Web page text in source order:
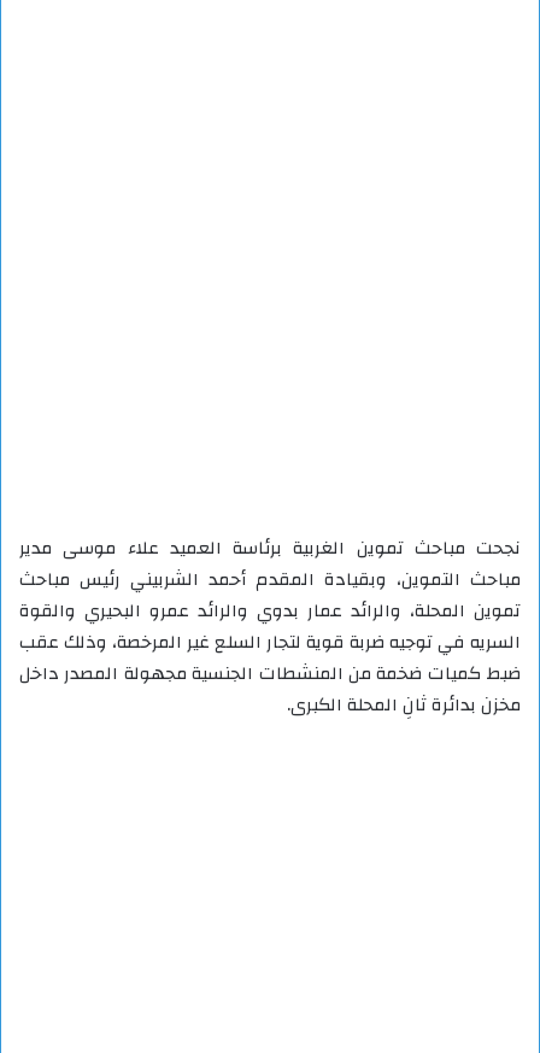
نجحت مباحث تموين الغربية برئاسة العميد علاء موسى مدير
مباحث التموين، وبقيادة المقدم أحمد الشربيني رئيس مباحث
تموين المحلة، والرائد عمار بدوي والرائد عمرو البحيري والقوة
السريه في توجيه ضربة قوية لتجار السلع غير المرخصة، وذلك عقب
ضبط كميات ضخمة من المنشطات الجنسية مجهولة المصدر داخل
مخزن بدائرة ثانِ المحلة الكبرى.